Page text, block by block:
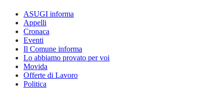
ASUGI informa
Appelli
Cronaca
Eventi
Il Comune informa
Lo abbiamo provato per voi
Movida
Offerte di Lavoro
Politica